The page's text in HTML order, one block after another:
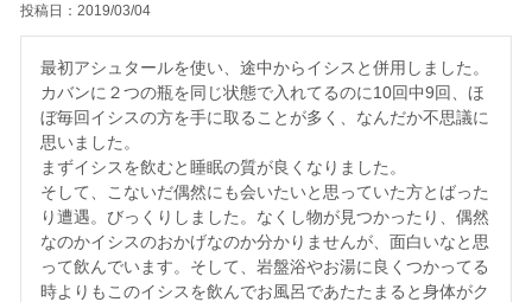
投稿日 2019/03/04
最初アシュタールを使い、途中からイシスと併用しました。
カバンに２つの瓶を同じ状態で入れてるのに10回中9回、ほ
ぼ毎回イシスの方を手に取ることが多く、なんだか不思議に
思いました。
まずイシスを飲むと睡眠の質が良くなりました。
そして、こないだ偶然にも会いたいと思っていた方とばった
り遭遇。びっくりしました。なくし物が見つかったり、偶然
なのかイシスのおかげなのか分かりませんが、面白いなと思
って飲んでいます。そして、岩盤浴やお湯に良くつかってる
時よりもこのイシスを飲んでお風呂であたたまると身体がク